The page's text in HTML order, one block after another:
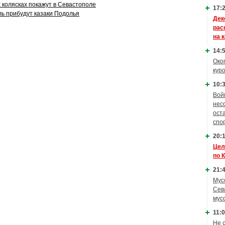
покажут в Севастополе
прибудут казаки Подолья
на
по
Не